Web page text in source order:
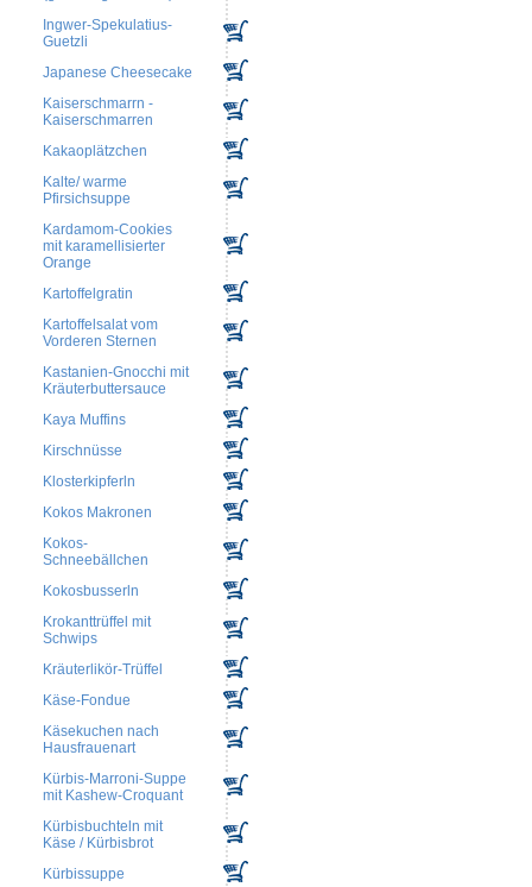
Ingwer-Spekulatius-
Guetzli
Japanese Cheesecake
Kaiserschmarrn -
Kaiserschmarren
Kakaoplätzchen
Kalte/ warme
Pfirsichsuppe
Kardamom-Cookies
mit karamellisierter
Orange
Kartoffelgratin
Kartoffelsalat vom
Vorderen Sternen
Kastanien-Gnocchi mit
Kräuterbuttersauce
Kaya Muffins
Kirschnüsse
Klosterkipferln
Kokos Makronen
Kokos-
Schneebällchen
Kokosbusserln
Krokanttrüffel mit
Schwips
Kräuterlikör-Trüffel
Käse-Fondue
Käsekuchen nach
Hausfrauenart
Kürbis-Marroni-Suppe
mit Kashew-Croquant
Kürbisbuchteln mit
Käse / Kürbisbrot
Kürbissuppe